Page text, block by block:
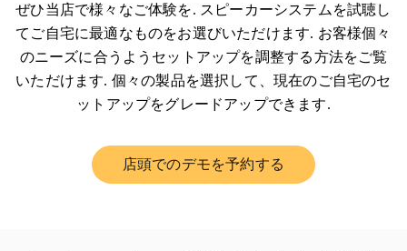
ぜひ当店で様々なご体験を. スピーカーシステムを試聴し
てご自宅に最適なものをお選びいただけます. お客様個々
のニーズに合うようセットアップを調整する方法をご覧
いただけます. 個々の製品を選択して、現在のご自宅のセ
ットアップをグレードアップできます.
店頭でのデモを予約する
Link Opens in New Tab